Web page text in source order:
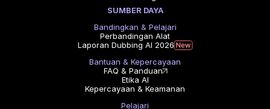
SUMBER DAYA
Bandingkan & Pelajari
Perbandingan Alat
Laporan Dubbing AI 2026
Bantuan & Kepercayaan
FAQ & Panduan
Etika AI
Kepercayaan & Keamanan
Pelajari